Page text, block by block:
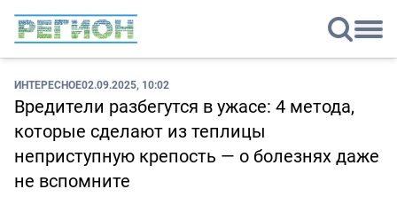
ИНТЕРЕСНОЕ02.09.2025, 10:02
Вредители разбегутся в ужасе: 4 метода,
которые сделают из теплицы
неприступную крепость — о болезнях даже
не вспомните